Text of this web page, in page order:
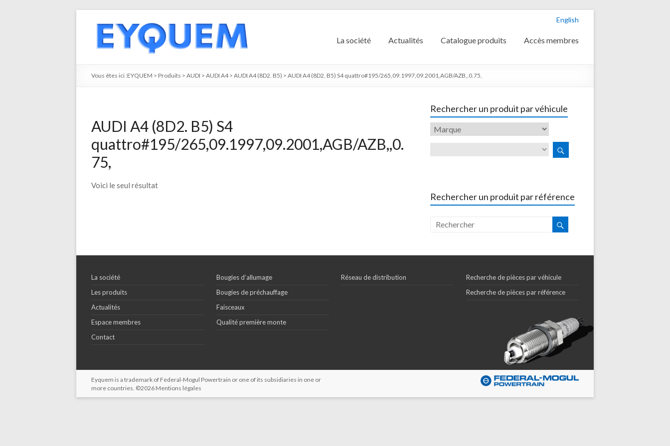
English
La société Actualités Catalogue produits Accès membres
Vous êtes ici :EYQUEM > Produits > AUDI > AUDI A4> AUDI A4 (8D2. B5) > AUDI A4 (8D2. B5) S4 quattro#195/265,09.1997,09.2001,AGB/AZB,,0.75,
AUDI A4 (8D2. B5) S4
quattro#195/265,09.1997,09.2001,AGB/AZB,,0.
75,
Voici le seul résultat
Rechercher un produit par véhicule
Rechercher un produit par référence
La société
Les produits
Actualités
Espace membres
Contact
Bougies d’allumage
Bougies de préchauffage
Faisceaux
Qualité première monte
Réseau de distribution
Recherche de pièces par véhicule
Recherche de pièces par référence
Eyquem is a trademark of Federal-Mogul Powertrain or one of its subsidiaries in one or
more countries. ©2026 Mentions légales